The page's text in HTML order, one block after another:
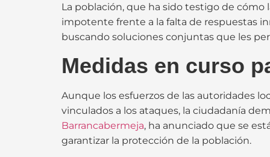
La población, que ha sido testigo de cómo
impotente frente a la falta de respuestas
buscando soluciones conjuntas que les
Medidas en curso
Aunque los esfuerzos de las autoridades
vinculados a los ataques, la ciudadanía
Barrancabermeja, ha anunciado que se
garantizar la protección de la población.